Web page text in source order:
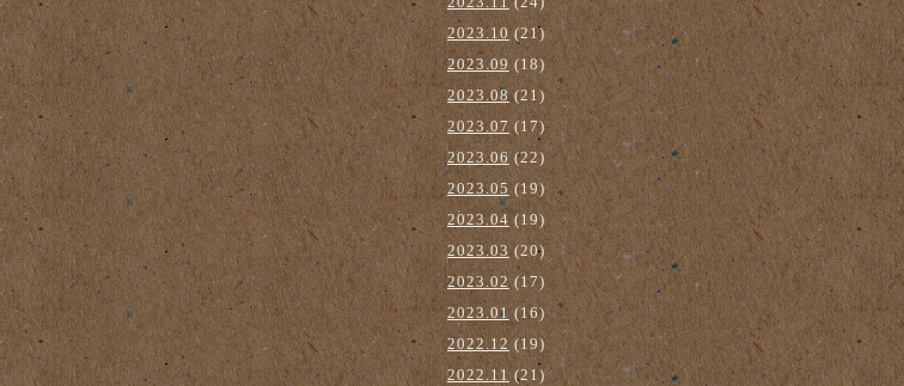
2023.10(21)
2023.09(18)
2023.08(21)
2023.07 (17)
2023.06(22)
2023.05(19)
2023.04(19)
2023.03(20)
2023.02(17)
2023.01 (16)
2022.12(19)
2022.11 (21)